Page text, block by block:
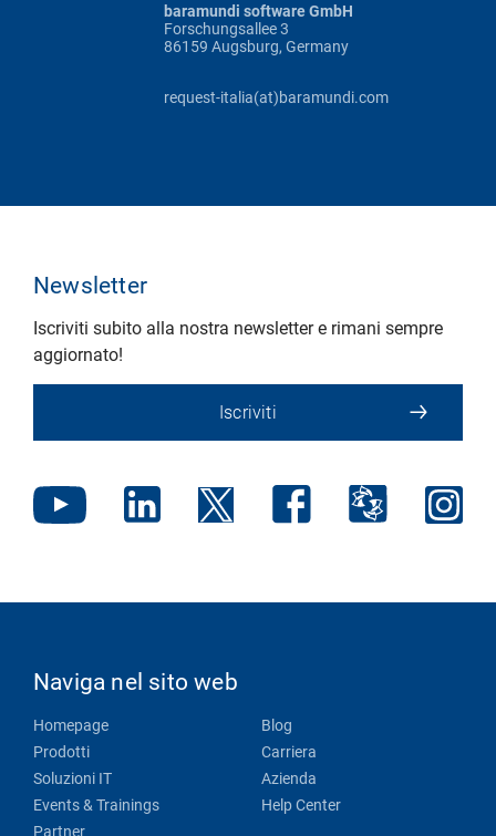
baramundi software GmbH
Forschungsallee 3
86159 Augsburg, Germany
request-italia(at)baramundi.com
Newsletter
Iscriviti subito alla nostra newsletter e rimani sempre
aggiornato!
Iscriviti
Naviga nel sito web
Homepage
Prodotti
Soluzioni IT
Events & Trainings
Partner
Blog
Carriera
Azienda
Help Center